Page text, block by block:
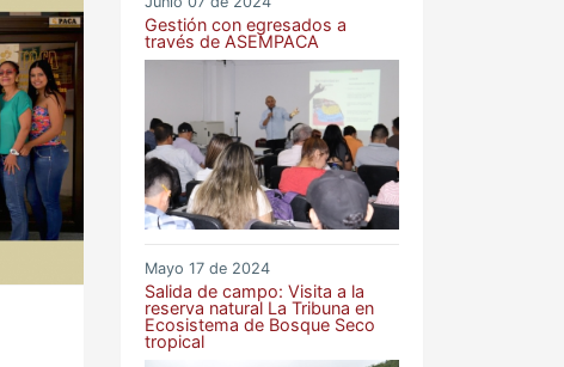
Gestión con egresados a
través de ASEMPACA
Mayo 17 de 2024
Salida de campo: Visita a la
reserva natural La Tribuna en
Ecosistema de Bosque Seco
tropical